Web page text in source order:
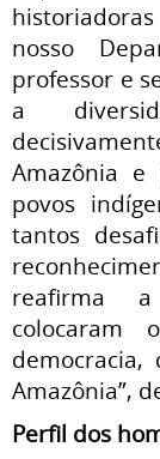
nosso
professor e
a
Amazônia
povos
tantos
reafirma
colocaram
Amazônia”,
Perfil dos